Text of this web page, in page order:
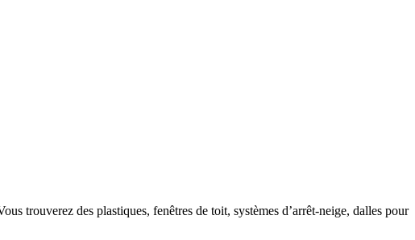
trouverez des plastiques, fenêtres de toit, systèmes d’arrêt-neige, dalles pour